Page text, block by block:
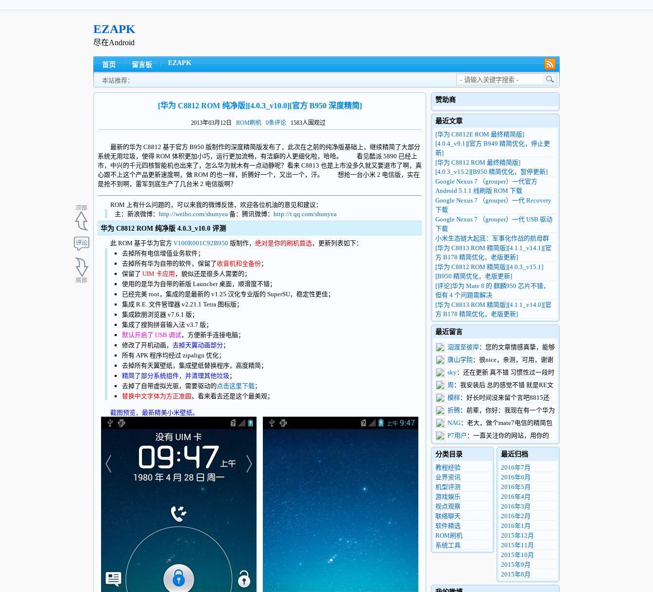
EZAPK
尽在Android
首页 留言板 EZAPK
本站推荐：
[华为 C8812 ROM 纯净版][4.0.3_v10.0][官方 B950 深度精简]
2013年03月12日 ROM刷机 0条评论 1583人围观过
最新的华为 C8812 基于官方 B950 版制作的深度精简版发布了，此次在之前的纯净版基础上，继续精简了大部分
系统无用垃圾，使得 ROM 体积更加小巧，运行更加流畅，有洁癖的人更细化啦，哈哈。 看见酷派 5890 已经上
市，中兴的千元四核智能机也出来了，怎么华为就木有一点动静呢？看来 C8813 也是上市没多久就又要退市了啊，真
心跟不上这个产品更新速度啊，做 ROM 的也一样，折腾好一个，又出一个，汗。 想抢一台小米 2 电信版，实在
是抢不到啊，雷军到底生产了几台米 2 电信版啊？
ROM 上有什么问题的，可以来我的微博反馈，欢迎各位机油的意见和建议：
主：新浪微博： http://weibo.com/shunyea 备：腾讯微博： http://t.qq.com/shunyea
华为 C8812 ROM 纯净版 4.0.3_v10.0 评测
此 ROM 基于华为官方 V100R001C92B950 版制作， 绝对是你的刷机首选，更新列表如下：
去掉所有电信增值业务软件；
去掉所有华为自带的软件，保留了收音机和全备份；
保留了 UIM 卡应用 ，貌似还是很多人需要的；
使用的是华为自带的新版 Launcher 桌面，顺滑度不错；
已经完美 root，集成的是最新的 v1.25 汉化专业版的 SuperSU，稳定性更佳；
集成 R.E. 文件管理器 v2.21.1 Tetra 图标版；
集成欧朋浏览器 v7.6.1 版；
集成了搜狗拼音输入法 v3.7 版；
默认开启了 USB 调试，方便新手连接电脑；
修改了开机动画， 去掉天翼动画部分；
所有 APK 程序均经过 zipalign 优化；
去掉所有天翼壁纸，集成壁纸替换程序，高度精简；
精简了部分系统组件，并清理其他垃圾 ；
去掉了自带虚拟光驱，需要驱动的 点击这里下载；
替换中文字体为方正准圆 ，看来看去还是这个最美观；
截图预览，最新精美小米壁纸。
赞助商
最近文章
[华为 C8812E ROM 最终精简版]
[4.0.4_v9.1][官方 B949 精简优化，停止更
新]
[华为 C8812 ROM 最终精简版]
[4.0.3_v15.2][B950 精简优化，暂停更新]
Google Nexus 7 （grouper）一代官方
Android 5.1.1 线刷版 ROM 下载
Google Nexus 7 （grouper）一代 Recovery
下载
Google Nexus 7 （grouper）一代 USB 驱动
下载
小米生态链大起底：军事化作战的航母群
[华为 C8813 ROM 精简版][4.1.1_v14.1][官
方 B178 精简优化，老版更新]
[华为 C8812 ROM 精简版][4.0.3_v15.1]
[B950 精简优化，老版更新]
[评论]华为 Mate 8 的 麒麟950 芯片不错，
但有 4 个问题需解决
[华为 C8813 ROM 精简版][4.1.1_v14.0][官
方 B178 精简优化，老版更新]
最近留言
泅渡至彼岸：您的文章情感真挚，能够
触动人心，引起共鸣。您的文章构思巧妙，
情节设计新颖，让人拍案叫绝。
https://www.renhehui.com/renhehui/1289.html
唐山学院：很nice，亲测，可用，谢谢
楼主 sky：还在更新 真不错 习惯性过一段时
间就过来看看
周 ：我安装后 总的感觉不错 就是RE文
件管理不能正常工作 往系统内拷贝文件不
行能再搞一版吗
模样：好长时间没来留个言吧8815还
做三网通吗？这样做个备用很不错，下一步
有什么打算呢，做刷机包不行了！
折腾：前辈，你好：我现在有一个华为
c8500的机器。但是我百度也找不到刷机软
件，驱动的下载地址。如果您在百忙当中能
看到这条留言，希望您能把这个机器用的找
的东西包一份给我，非常感谢。
8972812@qq.com
NAG：老大，做个mate7电信的精简包
吧，网上都是东改西改的个性包
P7用户 ：一直关注你的网站，用你的
ROM4年多了，中间换了2部华为手机。现
在用华为P7 电信版，很希望你能做P7的精
简优化ROM。
分类目录
教程经验
业界资讯
机型评测
游戏娱乐
视点观察
联络聊天
软件精选
ROM刷机
系统工具
最近归档
2016年7月
2016年6月
2016年5月
2016年4月
2016年3月
2016年2月
2016年1月
2015年12月
2015年11月
2015年10月
2015年9月
2015年8月